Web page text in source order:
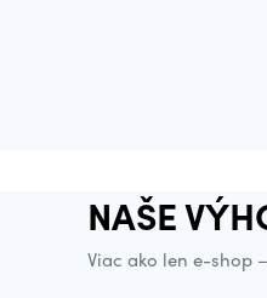
NAŠE
Viac ako len e-shop